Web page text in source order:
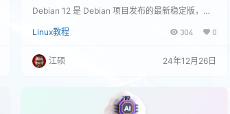
Debian 12 是 Debian 项目发布的最新稳定版，基
来说都相对友好。以下是 Debian 12 系统的安装步
内容： Debian 12 ISO 镜像文件：可以从 Debian
官方网站下载最新版本的 ISO 文件。 USB 启动
Linux教程 304 0
江硕 24年12月26日